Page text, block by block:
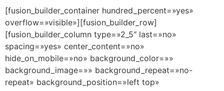
[fusion_builder_container hundred_percent=»yes»
overflow=»visible»][fusion_builder_row]
[fusion_builder_column type=»2_5″ last=»no»
spacing=»yes» center_content=»no»
hide_on_mobile=»no» background_color=»»
background_image=»» background_repeat=»no-
repeat» background_position=»left top»